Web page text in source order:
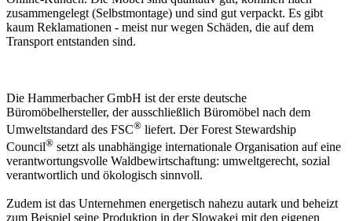
zusammengelegt (Selbstmontage) und sind gut verpackt. Es gibt
kaum Reklamationen - meist nur wegen Schäden, die auf dem
Transport entstanden sind.
Die Hammerbacher GmbH ist der erste deutsche
Büromöbelhersteller, der ausschließlich Büromöbel nach dem
Umweltstandard des FSC® liefert. Der Forest Stewardship
Council® setzt als unabhängige internationale Organisation auf eine
verantwortungsvolle Waldbewirtschaftung: umweltgerecht, sozial
verantwortlich und ökologisch sinnvoll.
Zudem ist das Unternehmen energetisch nahezu autark und beheizt
zum Beispiel seine Produktion in der Slowakei mit den eigenen